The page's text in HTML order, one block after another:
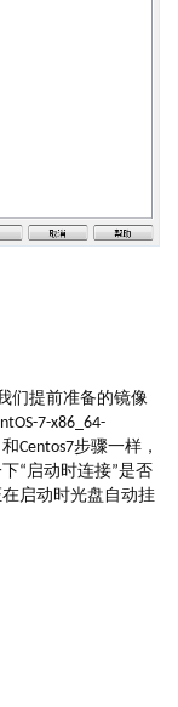
们提前准备的镜像
7-x86_64-
Centos7步骤一样，
“启动时连接”是否
启动时光盘自动挂